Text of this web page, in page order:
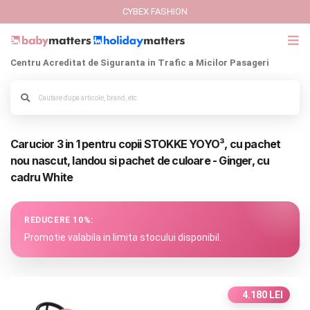
Italbaby Collections
Branduri
CARUCIOARE COPII
CYBEX FASHION
Centru Acreditat de Siguranta in Trafic a Micilor Pasageri
Carucior 3 in 1 pentru copii STOKKE YOYO³, cu pachet
nou nascut, landou si pachet de culoare - Ginger, cu
cadru White
REDUCERE 10%:
Promotie valabila in limita stocului disponibil.
4.180 LEI
Alege culoarea cadrului